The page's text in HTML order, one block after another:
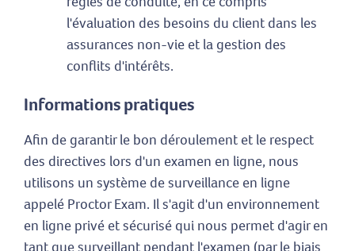
l'évaluation des besoins du client dans les
assurances non-vie et la gestion des
conflits d'intérêts.
Informations pratiques
Afin de garantir le bon déroulement et le respect
des directives lors d'un examen en ligne, nous
utilisons un système de surveillance en ligne
appelé Proctor Exam. Il s'agit d'un environnement
en ligne privé et sécurisé qui nous permet d'agir en
tant que surveillant pendant l'examen (par le biais